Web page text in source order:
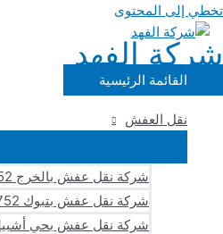
تخطي إلى المحتوى
شركة الفهد
القائمة الرئيسية
نقل العفش
شركة نقل عفش بالخرج 0509913752
شركة نقل عفش بتبوك 0509913752
شركة نقل عفش بحي أشبيلية